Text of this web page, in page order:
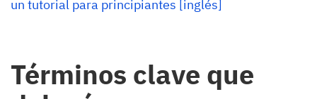
un tutorial para principiantes [inglés]
Términos clave que